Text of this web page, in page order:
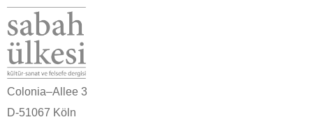
Colonia–Allee 3
D-51067 Köln